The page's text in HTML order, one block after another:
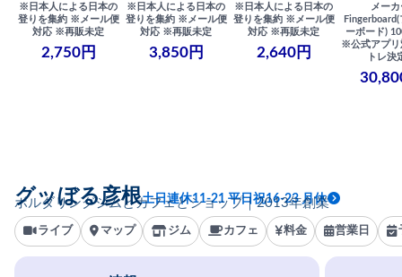
※日本人による日本の
登りを集約 ※メール便
対応 ※再販未定
2,750円
※日本人による日本の
登りを集約 ※メール便
対応 ※再販未定
3,850円
※日本人による日本の
登りを集約 ※メール便
対応 ※再販未定
2,640円
メーカ
ーボード)
※公式アプ
トレ決
ボルダリングジムとカフェとショップ｜2013年創業
グッぼる彦根土日連休11-21 平日祝16-23 月休
ライブ マップ ジム カフェ 料金 営業日